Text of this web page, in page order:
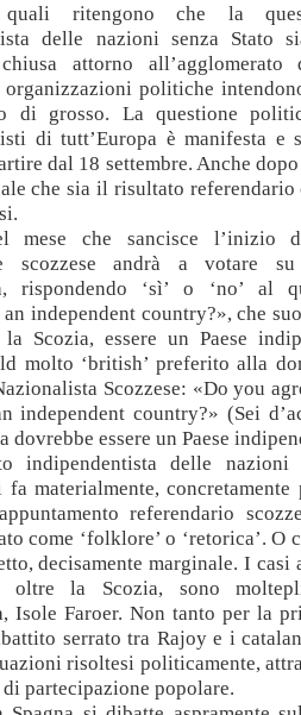
ritengono che la
delle nazioni senza Stato
attorno
organizzazioni politiche
di grosso. La questione
di tutt’Europa è manifesta e
dal 18 settembre. Anche
che sia il risultato referendario
mese che sancisce l’inizio
scozzese andrà a votare
rispondendo ‘sì’ o ‘no’ al
independent country?», che
la Scozia, essere un Paese
molto ‘british’ preferito alla
Scozzese: «Do you
independent country?» (Sei
dovrebbe essere un Paese
indipendentista delle nazioni
fa materialmente,
referendario
come ‘folklore’ o ‘retorica’. O
decisamente marginale. I casi
oltre la Scozia, sono
Isole Faroer. Non tanto per la
serrato tra Rajoy e i
risoltesi politicamente,
partecipazione popolare.